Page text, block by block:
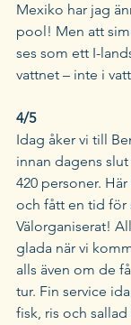
Mexiko har jag
pool! Men att
ses som ett I-
vattnet – inte i
4/5
Idag åker vi till
innan dagens
420 personer.
och fått en tid för
Välorganiserat!
glada när vi
alls även om de
tur. Fin service
fisk, ris och